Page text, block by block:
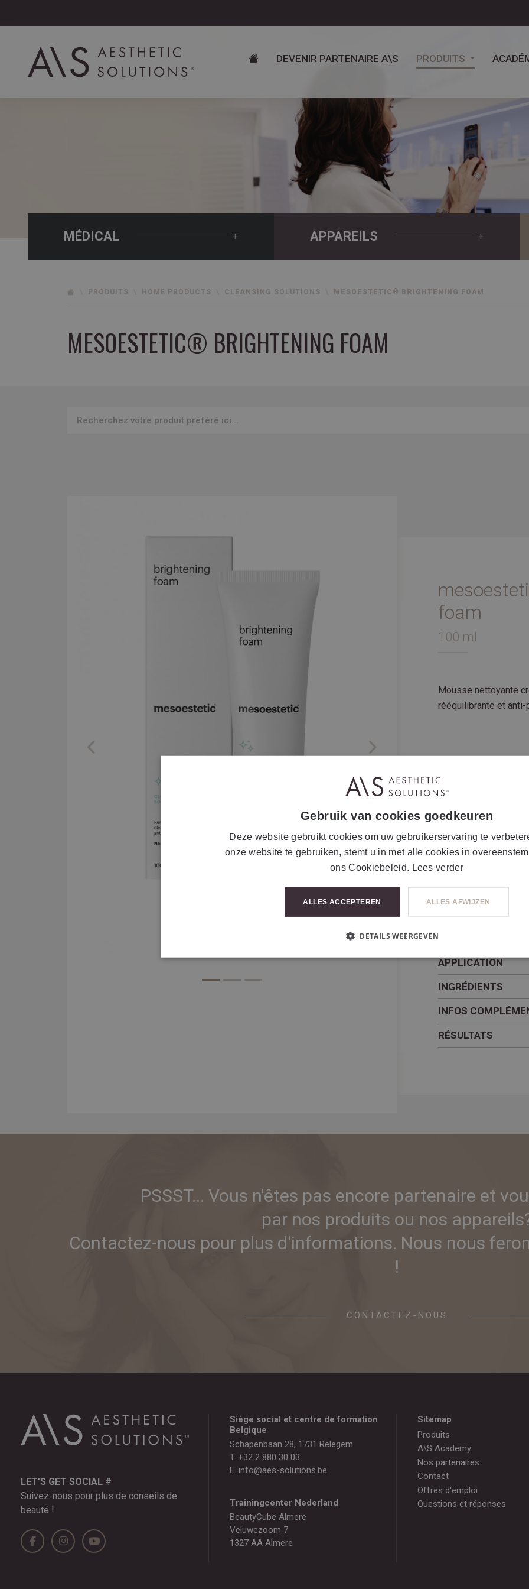
DEVENIR PARTENAIRE A\S PRODUITS
MÉDICAL + APPAREILS +
PRODUITS HOME PRODUCTS CLEANSING SOLUTIONS MESOESTETIC® BRIGHTENING FOAM
MESOESTETIC® BRIGHTENING FOAM
Previous Next
foam
100 ml
Mousse nettoyante
rééquilibrante et
Une mousse
les impuretés et le
régénérant cellulaire,
l'acide glycolique et
qui se transforme en
cohésion cellulaire
les imperfections
Pour les peaux
APPLICATION
INGRÉDIENTS
INFOS
RÉSULTATS
PSSST... Vous n'êtes pas encore partenaire et
par nos produits ou nos
Contactez-nous pour plus d'informations. Nous nous
!
CONTACTEZ-NOUS
LET’S GET SOCIAL #
Suivez-nous pour plus de conseils de
beauté !
Siège social et centre de formation
Belgique
Schapenbaan 28, 1731 Relegem
T. +32 2 880 30 03
E. info@aes-solutions.be
Trainingcenter Nederland
BeautyCube Almere
Veluwezoom 7
1327 AA Almere
Sitemap
Produits
A\S Academy
Nos partenaires
Contact
Offres d'emploi
Questions et réponses
Gebruik van cookies goedkeuren
Deze website gebruikt cookies om uw gebruikerservaring te
onze website te gebruiken, stemt u in met alle cookies in
ons Cookiebeleid.
Lees verder
ALLES ACCEPTEREN ALLES AFWIJZEN
DETAILS WEERGEVEN